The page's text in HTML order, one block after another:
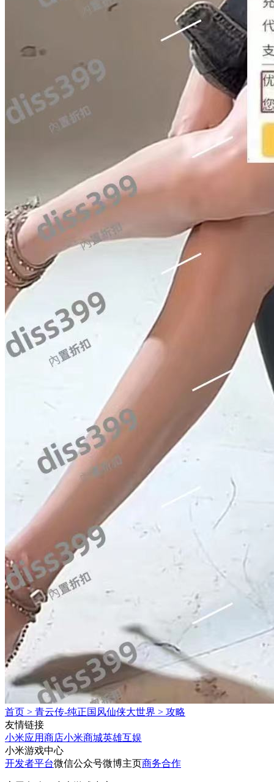
首页 > 青云传-纯正国风仙侠大世界 > 攻略
友情链接
小米应用商店小米商城英雄互娱
小米游戏中心
开发者平台微信公众号微博主页商务合作